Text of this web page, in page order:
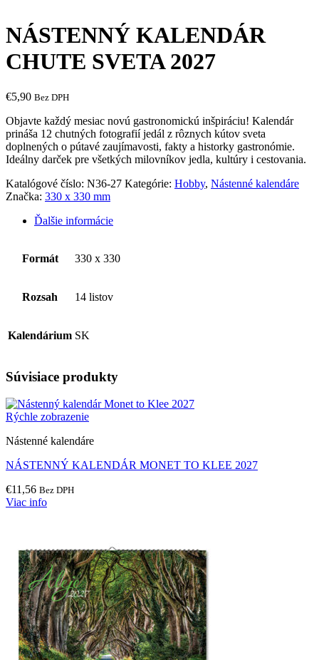
NÁSTENNÝ KALENDÁR
CHUTE SVETA 2027
€5,90 Bez DPH
Objavte každý mesiac novú gastronomickú inšpiráciu! Kalendár
prináša 12 chutných fotografií jedál z rôznych kútov sveta
doplnených o pútavé zaujímavosti, fakty a historky gastronómie.
Ideálny darček pre všetkých milovníkov jedla, kultúry i cestovania.
Katalógové číslo: N36-27 Kategórie: Hobby, Nástenné kalendáre
Značka: 330 x 330 mm
Ďalšie informácie
Formát 330 x 330
Rozsah 14 listov
Kalendárium SK
Súvisiace produkty
Rýchle zobrazenie
Nástenné kalendáre
NÁSTENNÝ KALENDÁR MONET TO KLEE 2027
€11,56 Bez DPH
Viac info